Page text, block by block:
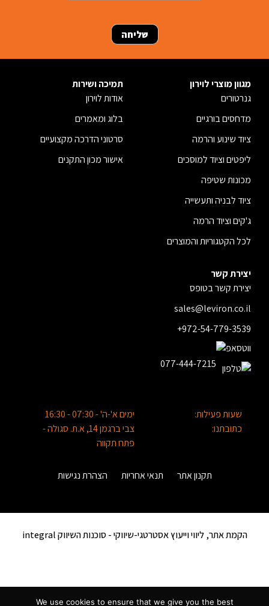
מגוון מוצרי לוירון
גנרטורים
מדחסים בורגיים
ציוד שינוע והרמה
ליפטים וציוד למוסכים
מכונות שטיפה
ציוד לבניה ותעשייה
ג'קים וציוד הרמה
לכל הקטגוריות והמוצרים
תמיכה ושירות
אודות לוירון
בלוג ומאמרים
סרטוני הדרכה מקצועיים
אישור מכון התקנים
יצירת קשר
יצירת קשר בטופס
sales@leviron.co.il
+972-54-779-3539
077-444-7215
שעות פעילות:
ימים א'-ה' - 07:30 - 16:30
כתובתנו:
צבי ברגמן 14, א.ת. סגולה -
פתח תקווה
תקנון אתר תנאי אחריות הצהרת נגישות
הקמת אתר, ליווי וייעוץ אסטרטגי-שיווקי -סוכנות השיווק integral
We use cookies to ensure that we give you the best